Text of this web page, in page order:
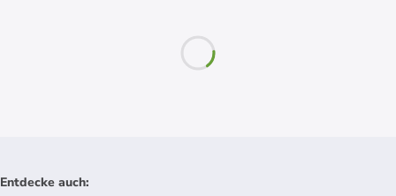
Entdecke auch: